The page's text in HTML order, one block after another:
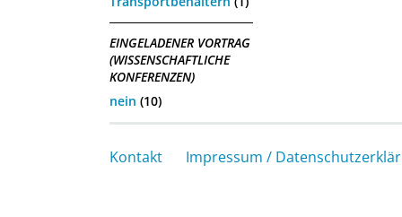
EINGELADENER VORTRAG
(WISSENSCHAFTLICHE
KONFERENZEN)
nein (10)
Kontakt Impressum /